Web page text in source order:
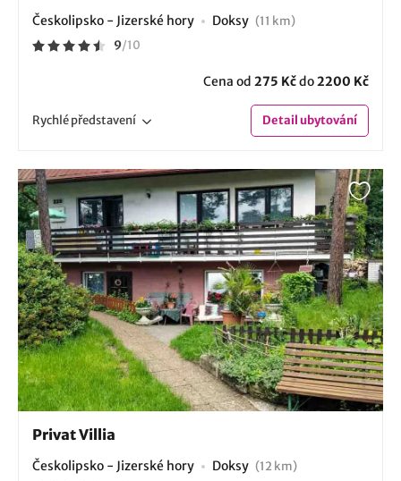
Českolipsko - Jizerské hory Doksy (11 km)
9/10
Cena od 275 Kčdo2200 Kč
Rychlépředstavení Detailubytování
Privat Villia
Českolipsko - Jizerské hory Doksy (12 km)